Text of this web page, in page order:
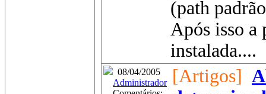
(path
Após isso a
instalada....
08/04/2005
Administrador
[Artigos]